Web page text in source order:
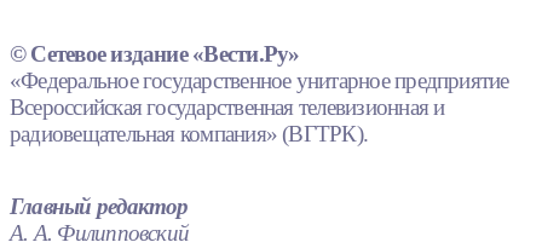
© Сетевое издание «Вести.Ру»
«Федеральное государственное унитарное предприятие
Всероссийская государственная телевизионная и
радиовещательная компания» (ВГТРК).
Главный редактор
А. А. Филипповский